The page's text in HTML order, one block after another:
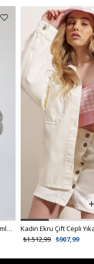
Kadın Ekru Çift Cepli Yıkamalı Oversize Denim Ceket ALC-X8152
%62 İNDİRİM
₺299,00
₺538,99